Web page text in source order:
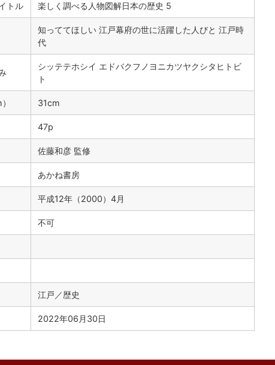
トル 楽しく調べる人物図解日本の歴史 5
知っててほしい 江戸幕府の世に活躍した人びと 江戸時
代
シッテテホシイ エドバクフノヨニカツヤクシタヒトビ
ト
31cm
47p
佐藤和彦 監修
あかね書房
平成12年（2000）4月
不可
江戸／歴史
2022年06月30日